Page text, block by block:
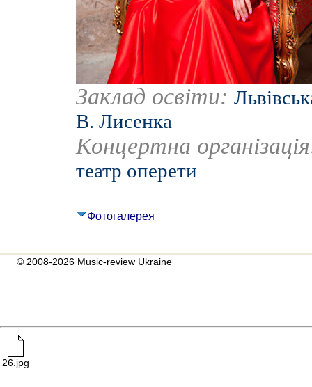
Заклад освіти:
В. Лисенка
Концертна
театр оперети
Фотогалерея
© 2008-2026 Music-review Ukraine
26.jpg